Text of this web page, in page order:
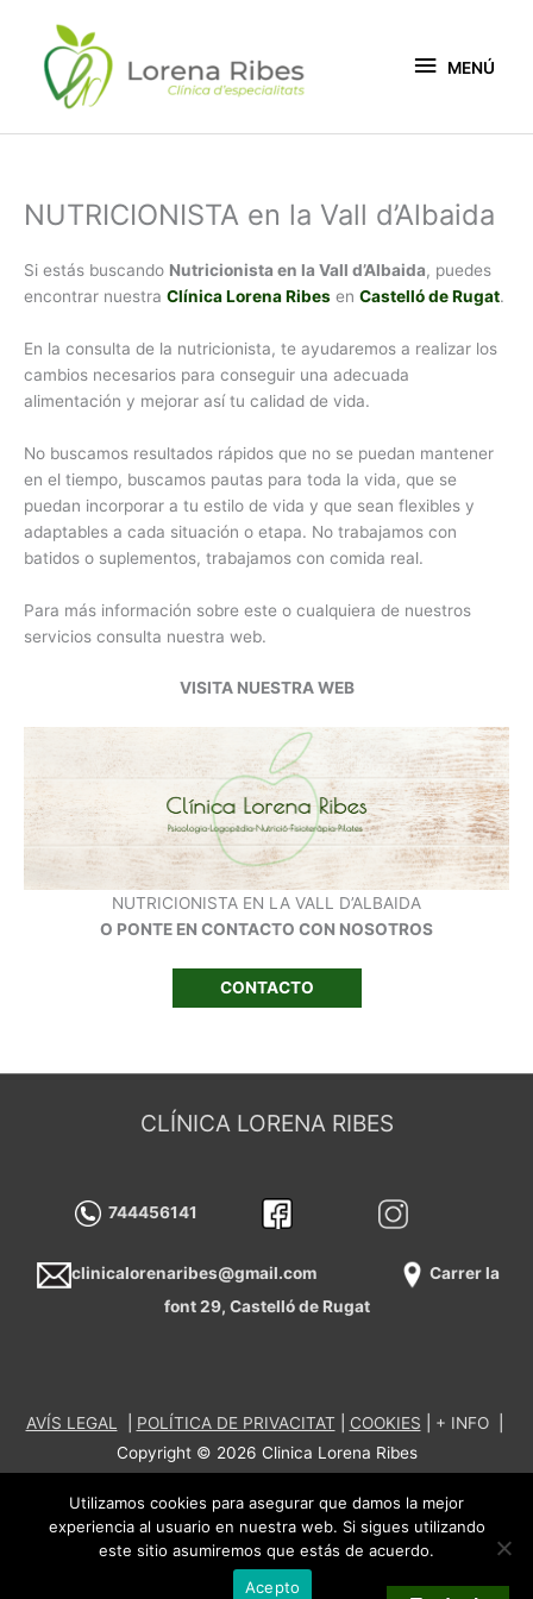
contingut
MENÚ
NUTRICIONISTA en la Vall d’Albaida
Si estás buscando Nutricionista en la Vall d’Albaida, puedes
encontrar nuestra Clínica Lorena Ribes en Castelló de Rugat.
En la consulta de la nutricionista, te ayudaremos a realizar los
cambios necesarios para conseguir una adecuada
alimentación y mejorar así tu calidad de vida.
No buscamos resultados rápidos que no se puedan mantener
en el tiempo, buscamos pautas para toda la vida, que se
puedan incorporar a tu estilo de vida y que sean flexibles y
adaptables a cada situación o etapa. No trabajamos con
batidos o suplementos, trabajamos con comida real.
Para más información sobre este o cualquiera de nuestros
servicios consulta nuestra web.
VISITA NUESTRA WEB
NUTRICIONISTA EN LA VALL D’ALBAIDA
O PONTE EN CONTACTO CON NOSOTROS
CONTACTO
CLÍNICA LORENA RIBES
744456141
clinicalorenaribes@gmail.com
Carrer la
font 29, Castelló de Rugat
AVÍS LEGAL POLÍTICA DE PRIVACITAT COOKIES + INFO|
Copyright © 2026 Clinica Lorena Ribes
Utilizamos cookies para asegurar que damos la mejor
experiencia al usuario en nuestra web. Si sigues utilizando
este sitio asumiremos que estás de acuerdo.
Acepto